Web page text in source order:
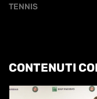
TENNIS
CONTENUTI